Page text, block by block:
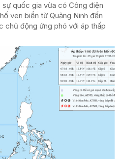
sự quốc gia vừa có Công điện
ven biển từ Quảng Ninh đến
chủ động ứng phó với áp thấp